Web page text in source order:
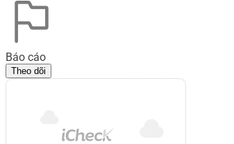
Báo cáo
Theo dõi